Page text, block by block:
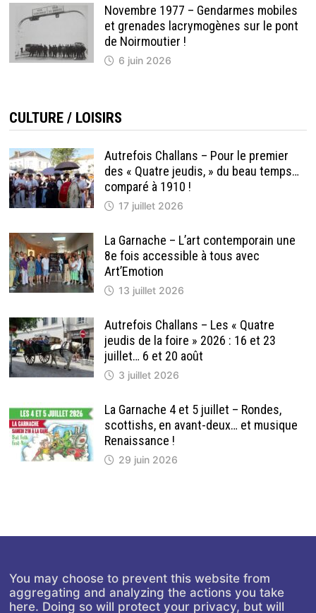
Novembre 1977 – Gendarmes mobiles
et grenades lacrymogènes sur le pont
de Noirmoutier !
6 juin 2026
CULTURE / LOISIRS
Autrefois Challans – Pour le premier
des « Quatre jeudis, » du beau temps…
comparé à 1910 !
17 juillet 2026
La Garnache – L’art contemporain une
8e fois accessible à tous avec
Art’Emotion
13 juillet 2026
Autrefois Challans – Les « Quatre
jeudis de la foire » 2026 : 16 et 23
juillet… 6 et 20 août
3 juillet 2026
La Garnache 4 et 5 juillet – Rondes,
scottishs, en avant-deux… et musique
Renaissance !
29 juin 2026
You may choose to prevent this website from
aggregating and analyzing the actions you take
here. Doing so will protect your privacy, but will